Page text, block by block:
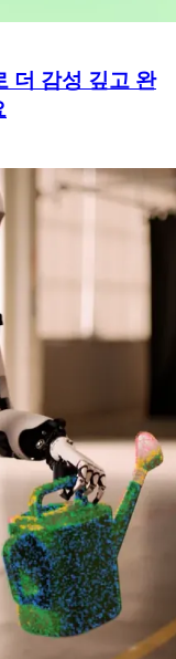
더 감성 깊고 완